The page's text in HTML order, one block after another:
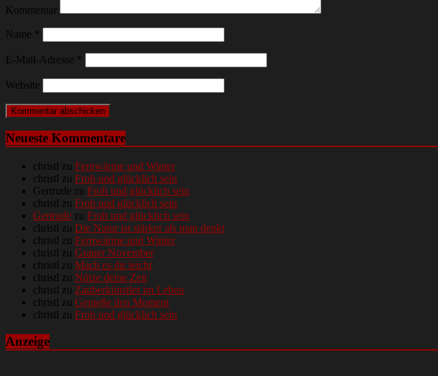
Kommentar
Name
E-Mail-Adresse
Website
Neueste Kommentare
christl zu Fernwärme und Winter
christl zu Froh und glücklich sein
Gertrude zu Froh und glücklich sein
christl zu Froh und glücklich sein
Gertrude zu Froh und glücklich sein
christl zu Die Natur ist stärker als man denkt
christl zu Fernwärme und Winter
christl zu Grauer November
christl zu Mach es dir leicht
christl zu Nütze deine Zeit
christl zu Zauberkünstler im Leben
christl zu Genieße den Moment
christl zu Froh und glücklich sein
Anzeige